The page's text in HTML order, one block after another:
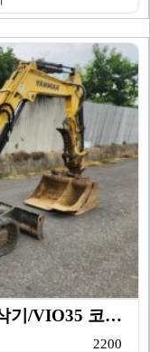
얀마/굴삭기/얀마 3.5톤 미니굴삭기/VIO35 코끼리…
2200